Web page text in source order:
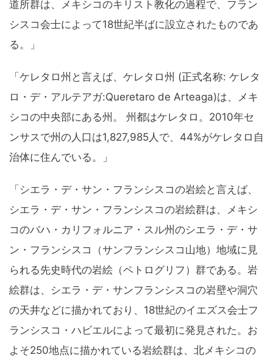
道所群は、メキシコのキリスト教化の過程で、フラン
シスコ会士によって18世紀半ばに設立されたものであ
る。」
「ケレタロ州と言えば、ケレタロ州 (正式名称: ケレタ
ロ・デ・アルテアガ:Queretaro de Arteaga)は、メキ
シコの中央部にある州。 州都はケレタロ。2010年セ
ンサスで州の人口は1,827,985人で、44%がケレタロ自
治体に住んでいる。」
「シエラ・デ・サン・フランシスコの岩絵と言えば、
シエラ・デ・サン・フランシスコの岩絵群は、メキシ
コのバハ・カリフォルニア・スル州のシエラ・デ・サ
ン・フランシスコ（サンフランシスコ山地）地域に見
られる先史時代の岩絵（ペトログリフ）群である。岩
絵群は、シエラ・デ・サンフランシスコの岩壁や洞穴
の天井などに描かれており、18世紀のイエズス会士フ
ランシスコ・ハビエルによって最初に発見された。お
よそ250地点に描かれている岩絵群は、北メキシコの